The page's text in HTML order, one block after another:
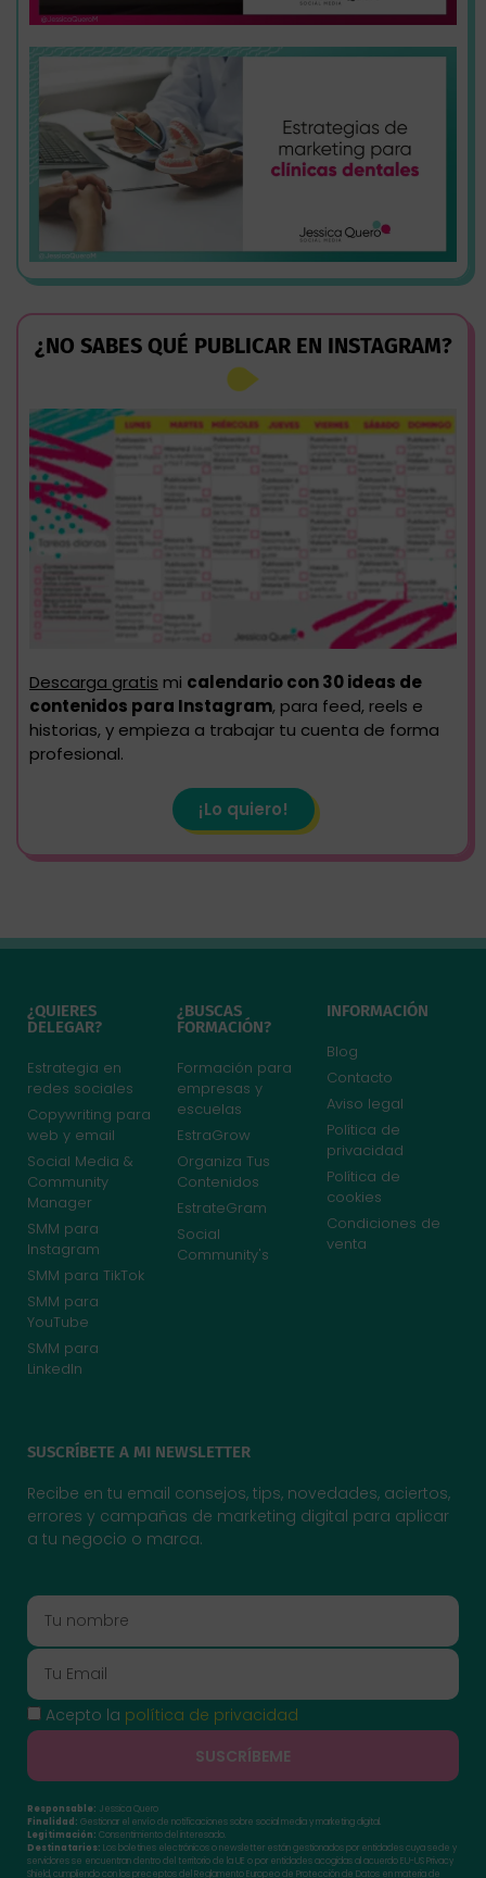
¿NO SABES QUÉ PUBLICAR EN INSTAGRAM?
Descarga gratis mi calendario con 30 ideas de
contenidos para Instagram, para feed, reels e
historias, y empieza a trabajar tu cuenta de forma
profesional.
¡Lo quiero!
¿QUIERES
DELEGAR?
Estrategia en
redes sociales
Copywriting para
web y email
Social Media &
Community
Manager
SMM para
Instagram
SMM para TikTok
SMM para
YouTube
SMM para
LinkedIn
¿BUSCAS
FORMACIÓN?
Formación para
empresas y
escuelas
EstraGrow
Organiza Tus
Contenidos
EstrateGram
Social
Community's
INFORMACIÓN
Blog
Contacto
Aviso legal
Política de
privacidad
Política de
cookies
Condiciones de
venta
SUSCRÍBETE A MI NEWSLETTER
Recibe en tu email consejos, tips, novedades, aciertos,
errores y campañas de marketing digital para aplicar
a tu negocio o marca.
Acepto la política de privacidad
SUSCRÍBEME
Responsable: Jessica Quero
Finalidad: Gestionar el envío de notificaciones sobre social media y marketing digital.
Legitimación: Consentimiento del interesado.
Destinatarios: Los boletines electrónicos o newsletter están gestionados por entidades cuya sede y
servidores se encuentran dentro del territorio de la UE o por entidades acogidas al acuerdo EU-US Privacy
Shield, cumpliendo con los preceptos del Reglamento Europeo de Protección de Datos en materia de